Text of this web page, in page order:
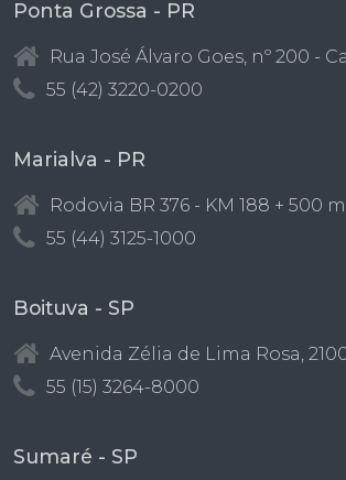
Ponta Grossa - PR
Rua José Álvaro Goes, nº 200 -
55 (42) 3220-0200
Marialva - PR
Rodovia BR 376 - KM 188 + 500 m
55 (44) 3125-1000
Boituva - SP
Avenida Zélia de Lima Rosa,
55 (15) 3264-8000
Sumaré - SP